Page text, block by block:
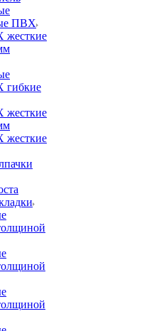
ПВХ
жесткие
гибкие
жесткие
жесткие